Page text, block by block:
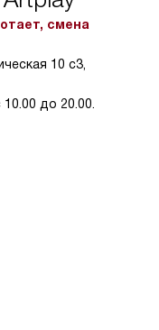
тарифы на услуги
смена
10 с3,
до 20.00.